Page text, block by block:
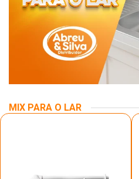
MIX PARA O LAR